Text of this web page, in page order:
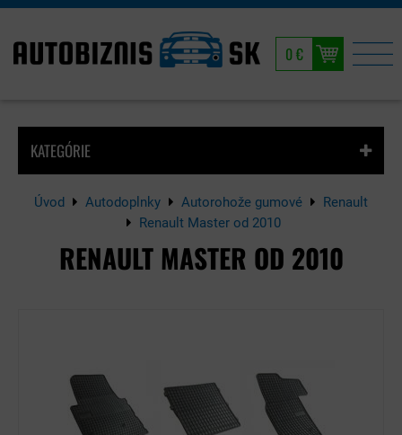
0 €
Úvod Autodoplnky Autorohože gumové
Renault
Renault Master od 2010
RENAULT MASTER OD 2010
KATEGÓRIE